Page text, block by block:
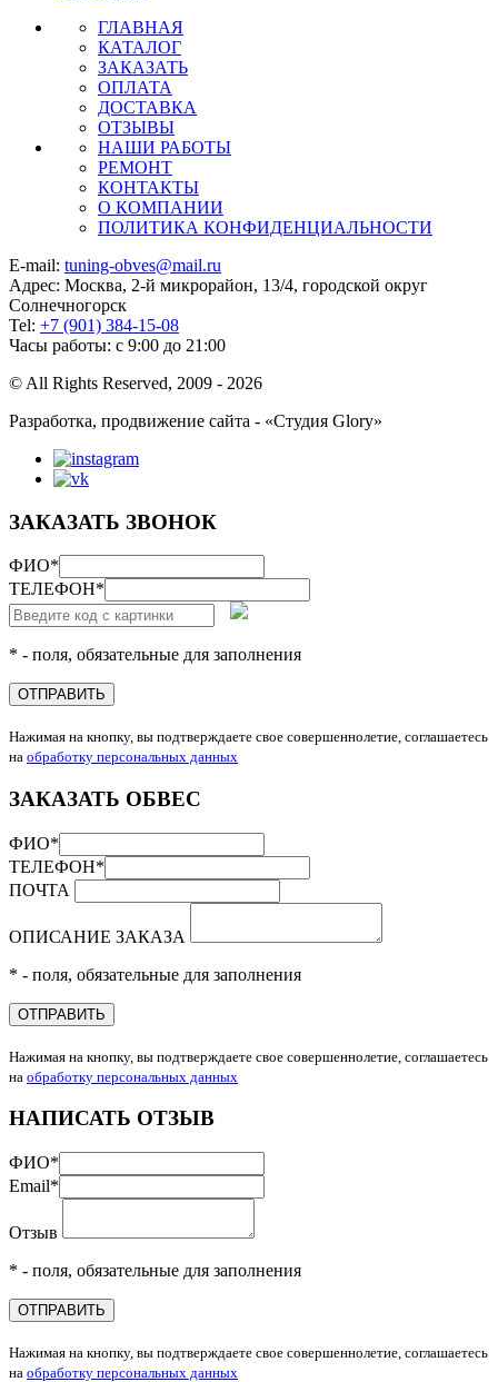
ГЛАВНАЯ
КАТАЛОГ
ЗАКАЗАТЬ
ОПЛАТА
ДОСТАВКА
ОТЗЫВЫ
НАШИ РАБОТЫ
РЕМОНТ
КОНТАКТЫ
О КОМПАНИИ
ПОЛИТИКА КОНФИДЕНЦИАЛЬНОСТИ
E-mail: tuning-obves@mail.ru
Адрес: Москва, 2-й микрорайон, 13/4, городской округ
Солнечногорск
Tel: +7 (901) 384-15-08
Часы работы: с 9:00 до 21:00
© All Rights Reserved, 2009 - 2026
Разработка, продвижение сайта - «Студия Glory»
ЗАКАЗАТЬ ЗВОНОК
ФИО*
ТЕЛЕФОН*
* - поля, обязательные для заполнения
ОТПРАВИТЬ
Нажимая на кнопку, вы подтверждаете свое совершеннолетие, соглашаетесь
на обработку персональных данных
ЗАКАЗАТЬ ОБВЕС
ФИО*
ТЕЛЕФОН*
ПОЧТА
ОПИСАНИЕ ЗАКАЗА
* - поля, обязательные для заполнения
ОТПРАВИТЬ
Нажимая на кнопку, вы подтверждаете свое совершеннолетие, соглашаетесь
на обработку персональных данных
НАПИСАТЬ ОТЗЫВ
ФИО*
Email*
Отзыв
* - поля, обязательные для заполнения
ОТПРАВИТЬ
Нажимая на кнопку, вы подтверждаете свое совершеннолетие, соглашаетесь
на обработку персональных данных